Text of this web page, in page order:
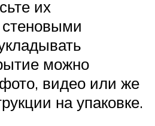
их
можно
видео или же
на упаковке.